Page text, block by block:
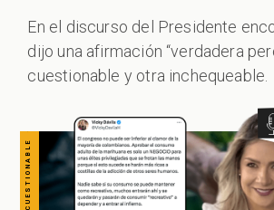
En el discurso del Presidente
dijo una afirmación “verdadera
cuestionable y otra inchequeable.